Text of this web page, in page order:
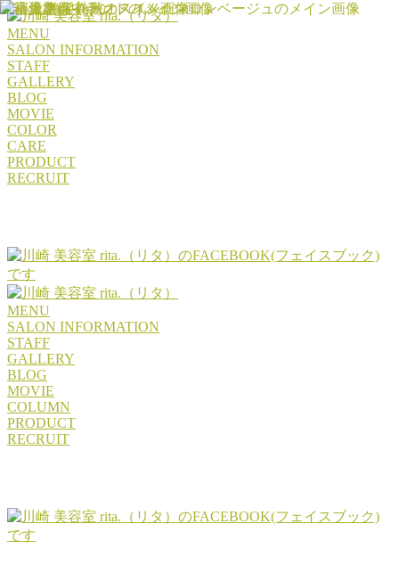
MENU
SALON INFORMATION
STAFF
GALLERY
BLOG
MOVIE
COLOR
CARE
PRODUCT
RECRUIT
MENU
SALON INFORMATION
STAFF
GALLERY
BLOG
MOVIE
COLUMN
PRODUCT
RECRUIT